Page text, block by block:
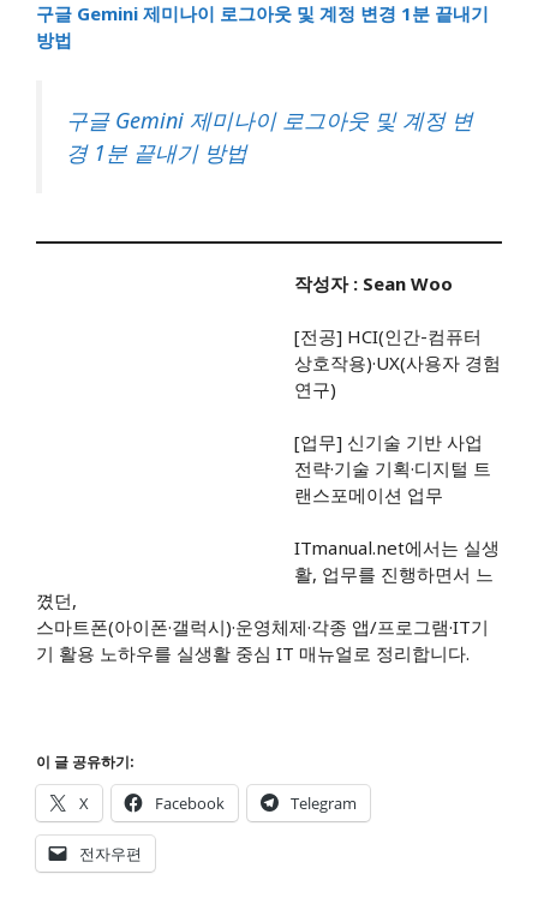
구글 Gemini 제미나이 로그아웃 및 계정 변경 1분 끝내기
방법
구글 Gemini 제미나이 로그아웃 및 계정 변
경 1분 끝내기 방법
작성자 : Sean Woo
[전공] HCI(인간-컴퓨터
상호작용)·UX(사용자 경험
연구)
[업무] 신기술 기반 사업
전략·기술 기획·디지털 트
랜스포메이션 업무
ITmanual.net에서는 실생
활, 업무를 진행하면서 느
꼈던,
스마트폰(아이폰·갤럭시)·운영체제·각종 앱/프로그램·IT기
기 활용 노하우를 실생활 중심 IT 매뉴얼로 정리합니다.
이 글 공유하기:
X Facebook Telegram
전자우편